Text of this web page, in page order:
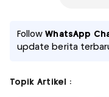
FollowWhatsApp
update berita
Topik Artikel :